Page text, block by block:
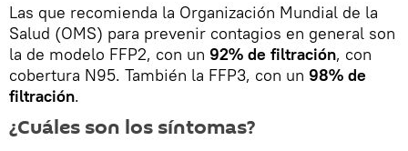
Las que recomienda la Organización Mundial de la
Salud (OMS) para prevenir contagios en general son
la de modelo FFP2, con un 92% de filtración, con
cobertura N95. También la FFP3, con un 98% de
filtración.
¿Cuáles son los síntomas?